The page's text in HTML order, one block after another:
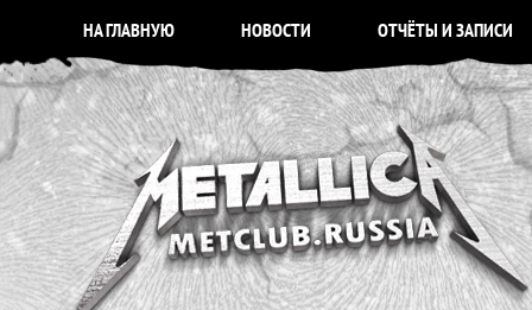
НА ГЛАВНУЮ НОВОСТИ ОТЧЁТЫ И ЗАПИСИ